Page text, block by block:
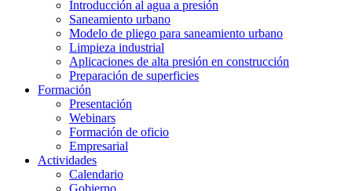
Introducción al agua a presión
Saneamiento urbano
Modelo de pliego para saneamiento urbano
Limpieza industrial
Aplicaciones de alta presión en construcción
Preparación de superficies
Formación
Presentación
Webinars
Formación de oficio
Empresarial
Actividades
Calendario
Gobierno